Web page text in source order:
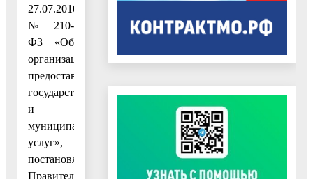
27.07.2010
№ 210-
ФЗ «Об
организации
предоставления
государственных
и
муниципальных
услуг»,
постановлением
Правительства